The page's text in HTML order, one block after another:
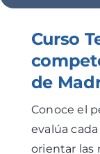
Curso
de
Conoce el
evalúa
orientar las